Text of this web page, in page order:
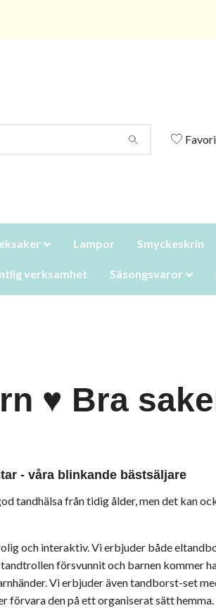
Lampor Smyckeskrin
verksamhet Säsongsvaror
♥ Bra
- våra blinkande bästsäljare
från tidig ålder, men det kan
och interaktiv. Vi erbjuder både
försvunnit och barnen kommer
Vi erbjuder även tandborst-set
förvara den på ett organiserat sätt hemma.